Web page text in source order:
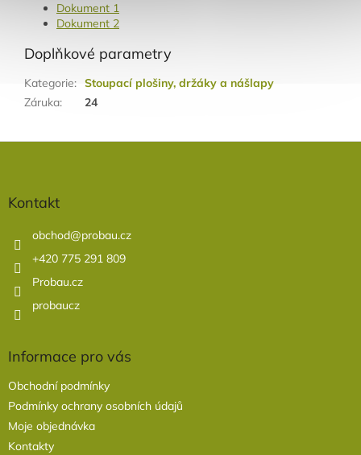
Dokument 1
Dokument 2
Doplňkové parametry
Kategorie: Stoupací plošiny, držáky a nášlapy
Záruka: 24
Kontakt
obchod@probau.cz
+420 775 291 809
Probau.cz
probaucz
Informace pro vás
Obchodní podmínky
Podmínky ochrany osobních údajů
Moje objednávka
Kontakty